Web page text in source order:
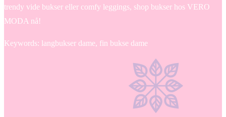
trendy vide bukser eller comfy leggings, shop bukser hos VERO
MODA nå!
Keywords: langbukser dame, fin bukse dame